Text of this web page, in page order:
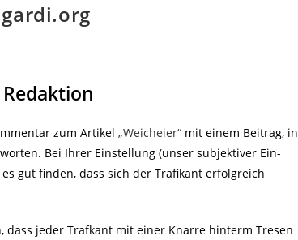
zum Artikel „Weicheier“ mit einem Beitrag, in
Bei Ihrer Einstellung (unser subjektiver Ein-
gut finden, dass sich der Trafikant erfolgreich
dass jeder Trafkant mit einer Knarre hinterm Tresen